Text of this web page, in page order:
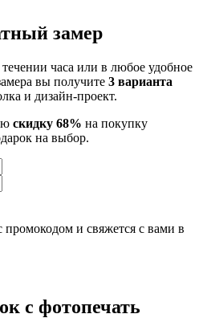
замер
часа или в любое удобное
вы получите 3 варианта
и дизайн-проект.
скидку 68% на покупку
на выбор.
и свяжется с вами в
с фотопечать